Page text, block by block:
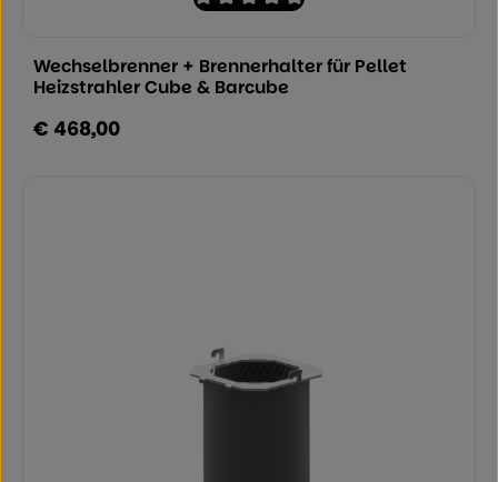
Wechselbrenner + Brennerhalter für Pellet
Heizstrahler Cube & Barcube
Regulärer Preis:
€ 468,00